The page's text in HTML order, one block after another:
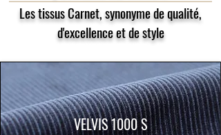
Les tissus Carnet, synonyme de qualité,
d'excellence et de style
VELVIS 1000 S